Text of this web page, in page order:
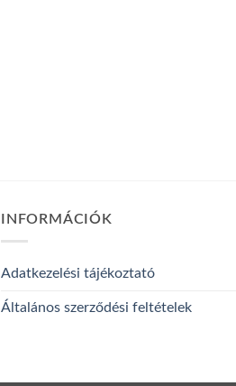
INFORMÁCIÓK
Adatkezelési tájékoztató
Általános szerződési feltételek